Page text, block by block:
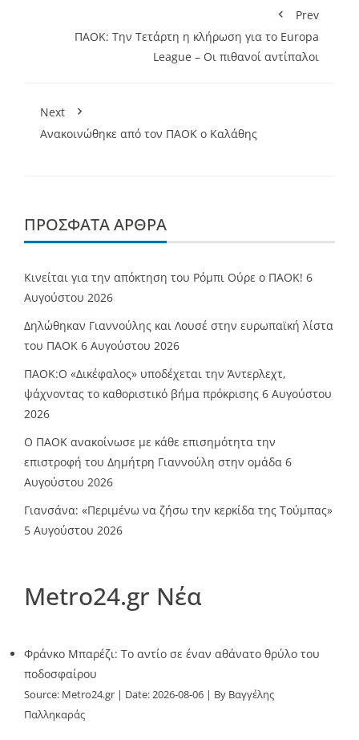
Prev
ΠΑΟΚ: Την Τετάρτη η κλήρωση για το Europa
League – Οι πιθανοί αντίπαλοι
Next
Ανακοινώθηκε από τον ΠΑΟΚ ο Καλάθης
ΠΡΌΣΦΑΤΑ ΆΡΘΡΑ
Κινείται για την απόκτηση του Ρόμπι Ούρε ο ΠΑΟΚ! 6
Αυγούστου 2026
Δηλώθηκαν Γιαννούλης και Λουσέ στην ευρωπαϊκή λίστα
του ΠΑΟΚ 6 Αυγούστου 2026
ΠΑΟΚ:Ο «Δικέφαλος» υποδέχεται την Άντερλεχτ,
ψάχνοντας το καθοριστικό βήμα πρόκρισης 6 Αυγούστου
2026
Ο ΠΑΟΚ ανακοίνωσε με κάθε επισημότητα την
επιστροφή του Δημήτρη Γιαννούλη στην ομάδα 6
Αυγούστου 2026
Γιανσάνα: «Περιμένω να ζήσω την κερκίδα της Τούμπας»
5 Αυγούστου 2026
Metro24.gr Νέα
Φράνκο Μπαρέζι: Το αντίο σε έναν αθάνατο θρύλο του
ποδοσφαίρου
Source: Metro24.gr Date: 2026-08-06
By Βαγγέλης
Παλληκαράς